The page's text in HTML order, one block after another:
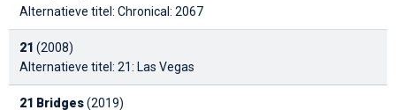
Alternatieve titel: Chronical: 2067
21 (2008)
Alternatieve titel: 21: Las Vegas
21 Bridges(2019)